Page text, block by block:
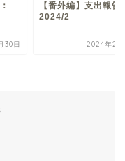
30日
【番外編】支出報告
2024/2
2024年2